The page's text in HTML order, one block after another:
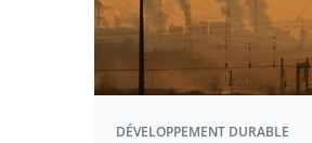
DÉVELOPPEMENT DURABLE